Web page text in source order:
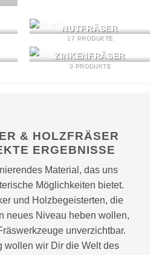
NUTFRÄSER
17 PRODUKTE
ZINKENFRÄSER
3 PRODUKTE
& HOLZFRÄSER
ERGEBNISSE
Material, das uns
Möglichkeiten bietet.
und Holzbegeisterten, die
neues Niveau heben wollen,
unverzichtbar.
wollen wir Dir die Welt des